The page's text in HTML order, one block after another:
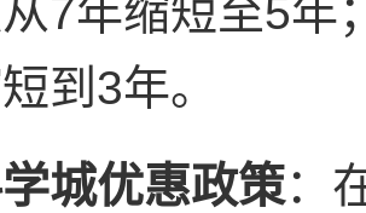
7年缩短至5年
到3年。
城优惠政策：